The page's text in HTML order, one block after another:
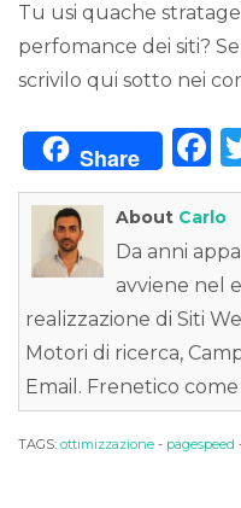
Tu usi quache
perfomance dei siti?
scrivilo qui sotto nei
Share
F
a
c
e
b
o
o
k
About Carlo
Da anni
avviene nel
realizzazione di Siti
Motori di ricerca,
Email. Frenetico
TAGS: ottimizzazione - pagespeed